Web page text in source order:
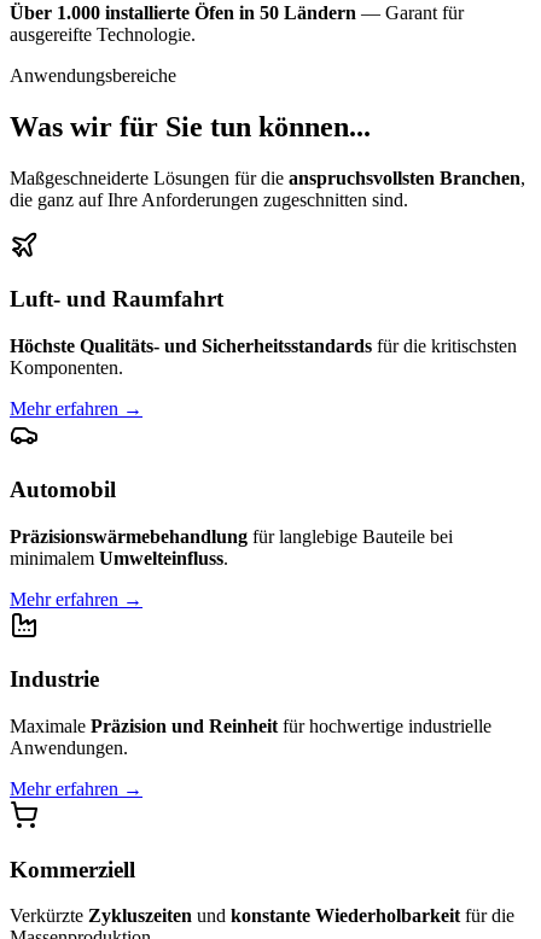
Über 1.000 installierte Öfen in 50 Ländern — Garant für
ausgereifte Technologie.
Anwendungsbereiche
Was wir für Sie tun können...
Maßgeschneiderte Lösungen für die anspruchsvollsten Branchen,
die ganz auf Ihre Anforderungen zugeschnitten sind.
Luft- und Raumfahrt
Höchste Qualitäts- und Sicherheitsstandards für die kritischsten
Komponenten.
Mehr erfahren →
Automobil
Präzisionswärmebehandlung für langlebige Bauteile bei
minimalem Umwelteinfluss.
Mehr erfahren →
Industrie
Maximale Präzision und Reinheit für hochwertige industrielle
Anwendungen.
Mehr erfahren →
Kommerziell
Verkürzte Zykluszeiten und konstante Wiederholbarkeit für die